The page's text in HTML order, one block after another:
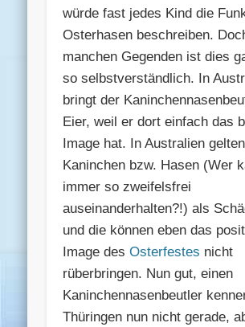
würde fast jedes Kind die
Osterhasen beschreiben.
manchen Gegenden ist dies
so selbstverständlich. In
bringt der
Eier, weil er dort einfach das
Image hat. In Australien gelten
Kaninchen bzw. Hasen (Wer
immer so zweifelsfrei
auseinanderhalten?!) als
und die können eben das
Image desOsterfestes nicht
rüberbringen. Nun gut, einen
Kaninchennasenbeutler
Thüringen nun nicht gerade,